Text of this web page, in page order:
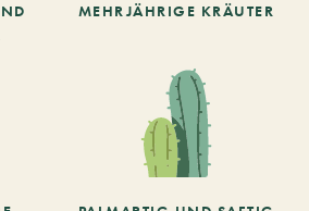
MEHRJÄHRIGE KRÄUTER